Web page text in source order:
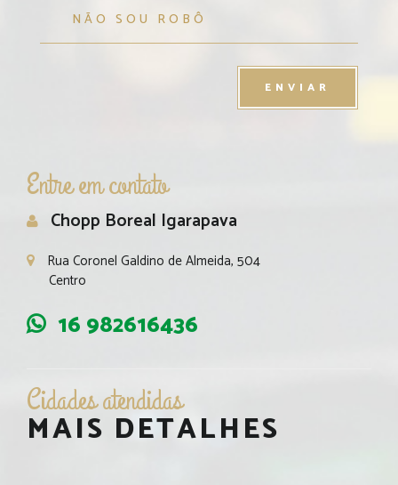
Entre em contato
Chopp Boreal Igarapava
Rua Coronel Galdino de Almeida, 504
Centro
16 982616436
Cidades atendidas
MAIS DETALHES